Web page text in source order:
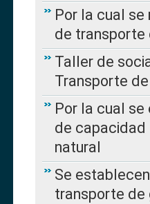
Por la cual
de transporte
Taller de
Transporte
Por la cual
de capacidad
natural
Se
transporte de